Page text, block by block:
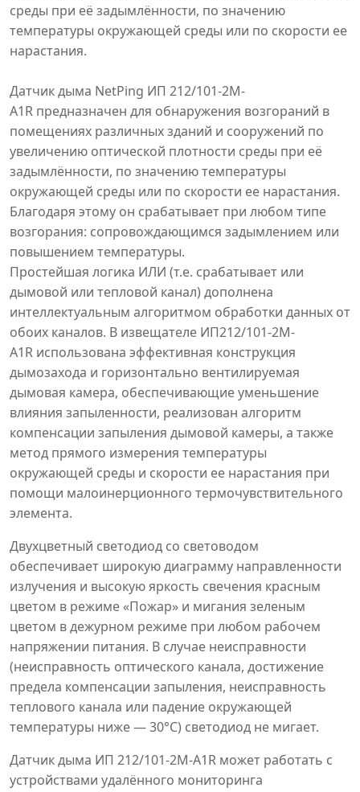
среды при её задымлённости, по значению
температуры окружающей среды или по скорости ее
нарастания.
Датчик дыма NetPing ИП 212/101-2М-
A1R предназначен для обнаружения возгораний в
помещениях различных зданий и сооружений по
увеличению оптической плотности среды при её
задымлённости, по значению температуры
окружающей среды или по скорости ее нарастания.
Благодаря этому он срабатывает при любом типе
возгорания: сопровождающимся задымлением или
повышением температуры.
Простейшая логика ИЛИ (т.е. срабатывает или
дымовой или тепловой канал) дополнена
интеллектуальным алгоритмом обработки данных от
обоих каналов. В извещателе ИП212/101-2М-
A1R использована эффективная конструкция
дымозахода и горизонтально вентилируемая
дымовая камера, обеспечивающие уменьшение
влияния запыленности, реализован алгоритм
компенсации запыления дымовой камеры, а также
метод прямого измерения температуры
окружающей среды и скорости ее нарастания при
помощи малоинерционного термочувствительного
элемента.
Двухцветный светодиод со световодом
обеспечивает широкую диаграмму направленности
излучения и высокую яркость свечения красным
цветом в режиме «Пожар» и мигания зеленым
цветом в дежурном режиме при любом рабочем
напряжении питания. В случае неисправности
(неисправность оптического канала, достижение
предела компенсации запыления, неисправность
теплового канала или падение окружающей
температуры ниже — 30°C) светодиод не мигает.
Датчик дыма ИП 212/101-2М-A1R может работать с
устройствами удалённого мониторинга